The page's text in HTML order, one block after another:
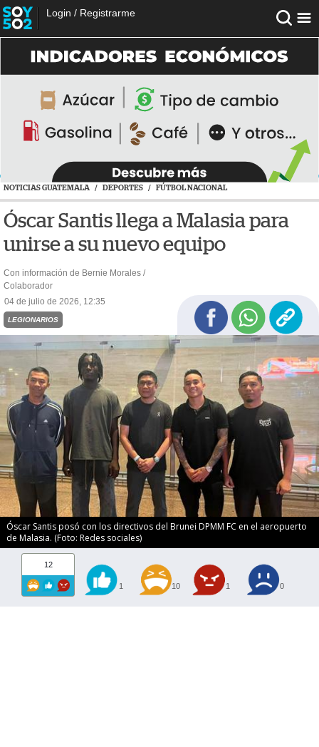
Login / Registrarme
NOTICIAS GUATEMALA / DEPORTES / FÚTBOL NACIONAL
Óscar Santis llega a Malasia para
unirse a su nuevo equipo
Con información de Bernie Morales /
Colaborador
04 de julio de 2026, 12:35
LEGIONARIOS
Óscar Santis posó con los directivos del Brunei DPMM FC en el aeropuerto
de Malasia. (Foto: Redes sociales)
12
1 10 1 0